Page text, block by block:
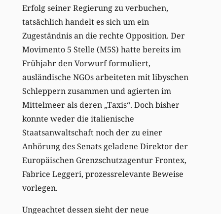
Erfolg seiner Regierung zu verbuchen,
tatsächlich handelt es sich um ein
Zugeständnis an die rechte Opposition. Der
Movimento 5 Stelle (M5S) hatte bereits im
Frühjahr den Vorwurf formuliert,
ausländische NGOs arbeiteten mit libyschen
Schleppern zusammen und agierten im
Mittelmeer als deren „Taxis“. Doch bisher
konnte weder die italienische
Staatsanwaltschaft noch der zu einer
Anhörung des Senats geladene Direktor der
Europäischen Grenzschutzagentur Frontex,
Fabrice Leggeri, prozessrelevante Beweise
vorlegen.
Ungeachtet dessen sieht der neue